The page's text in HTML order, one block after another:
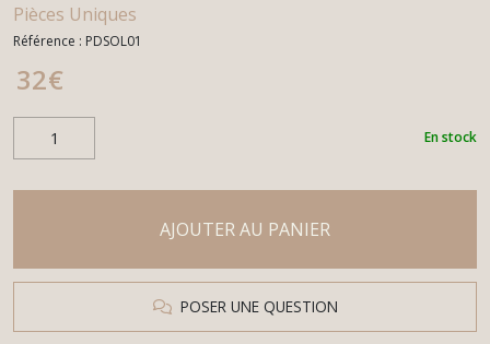
Pièces Uniques
Référence : PDSOL01
32€
En stock
AJOUTER AU PANIER
POSER UNE QUESTION